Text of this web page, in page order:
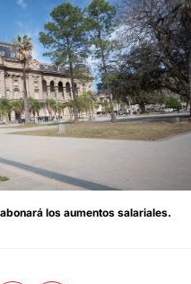
los aumentos salariales.